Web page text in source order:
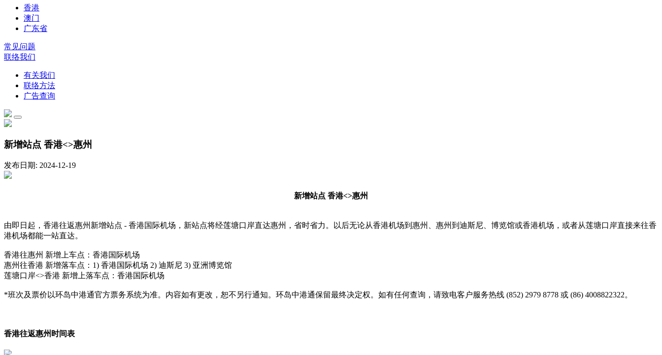
香港
澳门
广东省
常见问题
联络我们
有关我们
联络方法
广告查询
新增站点 香港<>惠州
发布日期: 2024-12-19
新增站点 香港<>惠州
由即日起，香港往返惠州新增站点 - 香港国际机场，新站点将经莲塘口岸直达惠州，省时省力。以后无论从香港机场到惠州、惠州到迪斯尼、博览馆或香港机场，或者从莲塘口岸直接来往香
港机场都能一站直达。
香港往惠州 新增上车点：香港国际机场
惠州往香港 新增落车点：1) 香港国际机场 2) 迪斯尼 3) 亚洲博览馆
莲塘口岸<>香港 新增上落车点：香港国际机场
*班次及票价以环岛中港通官方票务系统为准。内容如有更改，恕不另行通知。环岛中港通保留最终决定权。如有任何查询，请致电客户服务热线 (852) 2979 8778 或 (86) 4008822322。
香港往返惠州时间表